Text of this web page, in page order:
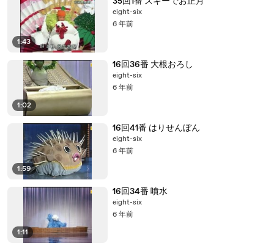
1:43
eight-six
6 年前
1:02
16回36番 大根おろし
eight-six
6 年前
1:59
16回41番 はりせんぼん
eight-six
6 年前
1:11
16回34番 噴水
eight-six
6 年前